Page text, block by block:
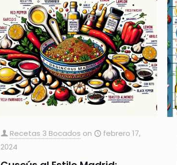
Recetas 3 Bocados on
febrero 17,
2024